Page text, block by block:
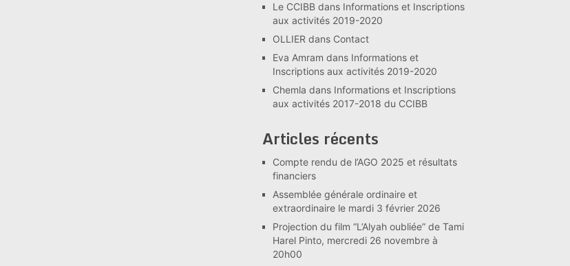
Le CCIBB dans Informations et Inscriptions
aux activités 2019-2020
OLLIER dans Contact
Eva Amram dans Informations et
Inscriptions aux activités 2019-2020
Chemla dans Informations et Inscriptions
aux activités 2017-2018 du CCIBB
Articles récents
Compte rendu de l’AGO 2025 et résultats
financiers
Assemblée générale ordinaire et
extraordinaire le mardi 3 février 2026
Projection du film “L’Alyah oubliée” de Tami
Harel Pinto, mercredi 26 novembre à
20h00